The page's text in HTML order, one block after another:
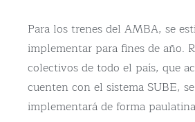
Para los trenes del AMBA, se
implementar para fines de año.
colectivos de todo el país, que
cuenten con el sistema SUBE, se
implementará de forma